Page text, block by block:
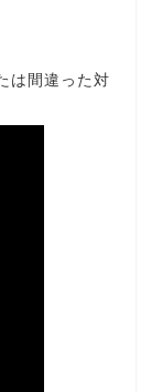
は間違った対